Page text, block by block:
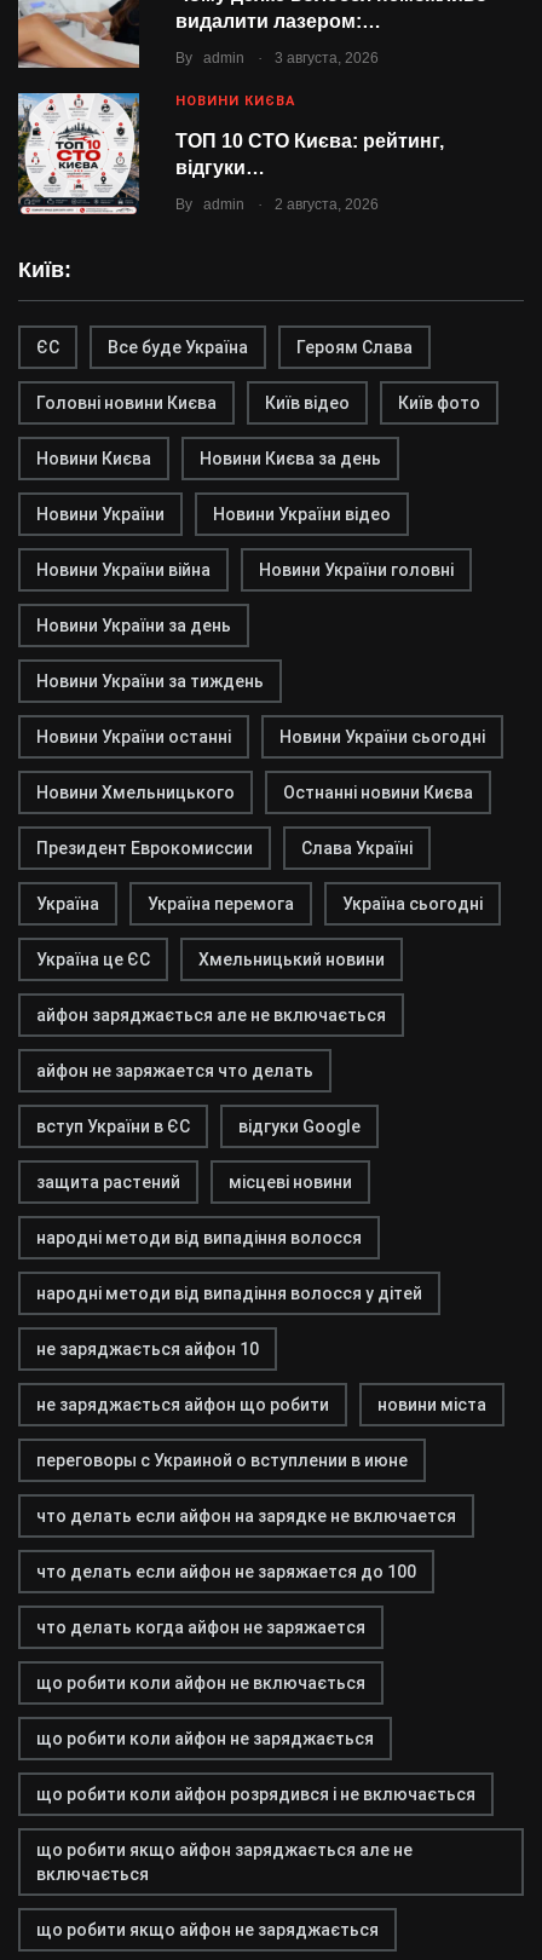
видалити лазером:…
By admin . 3 августа, 2026
НОВИНИ КИЄВА
ТОП 10 СТО Києва: рейтинг,
відгуки…
By admin . 2 августа, 2026
Київ:
ЄС Все буде Україна Героям Слава
Головні новини Києва Київ відео Київ фото
Новини Києва Новини Києва за день
Новини України Новини України відео
Новини України війна Новини України головні
Новини України за день
Новини України за тиждень
Новини України останні Новини України сьогодні
Новини Хмельницького Остнанні новини Києва
Президент Еврокомиссии Слава Україні
Україна Україна перемога Україна сьогодні
Україна це ЄС Хмельницький новини
айфон заряджається але не включається
айфон не заряжается что делать
вступ України в ЄС відгуки Google
защита растений місцеві новини
народні методи від випадіння волосся
народні методи від випадіння волосся у дітей
не заряджається айфон 10
не заряджається айфон що робити новини міста
переговоры с Украиной о вступлении в июне
что делать если айфон на зарядке не включается
что делать если айфон не заряжается до 100
что делать когда айфон не заряжается
що робити коли айфон не включається
що робити коли айфон не заряджається
що робити коли айфон розрядився і не включається
що робити якщо айфон заряджається але не
включається
що робити якщо айфон не заряджається